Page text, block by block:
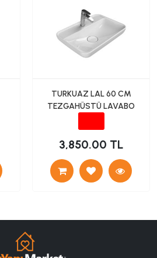
TURKUAZ LAL 60 CM
TEZGAHÜSTÜ LAVABO
3,850.00 TL